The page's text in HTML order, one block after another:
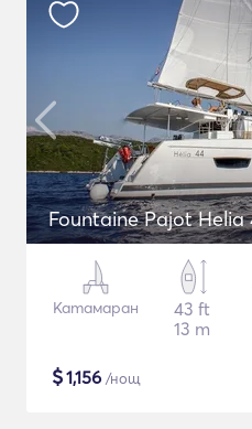
Fountaine Pajot Helia
Катамаран
43 ft
13 m
$1,156 /нощ